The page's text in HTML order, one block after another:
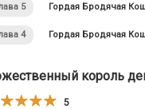
5 Гордая Бродячая
4 Гордая Бродячая
король
5